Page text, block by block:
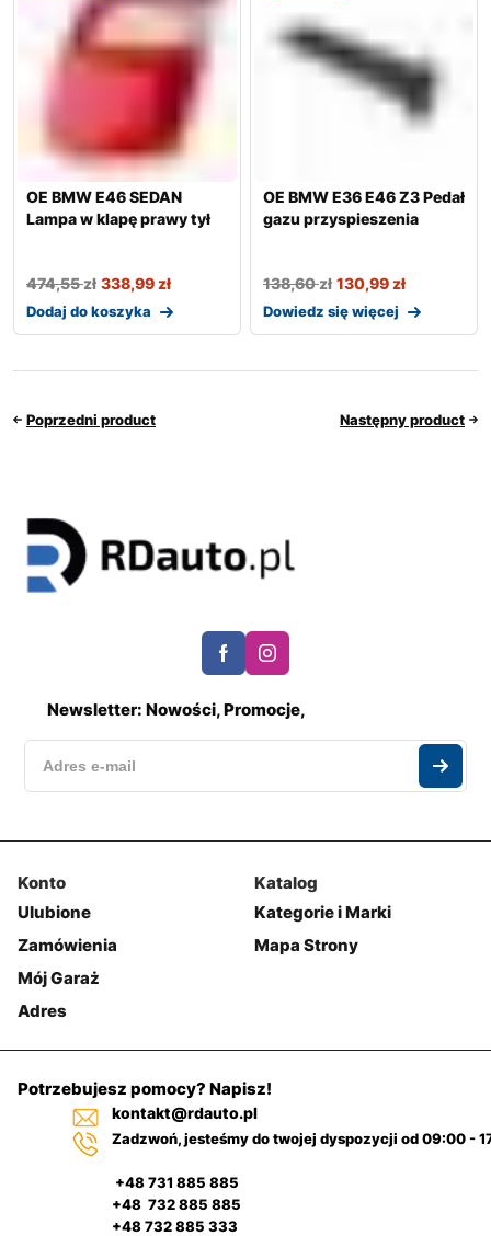
OE BMW E46 SEDAN
Lampa w klapę prawy tył
474,55zł 338,99zł
Dodaj do koszyka
OE BMW E36 E46 Z3 Pedał
gazu przyspieszenia
138,60zł 130,99zł
Dowiedz się więcej
Poprzedni product Następny product
Newsletter: Nowości, Promocje,
Konto
Ulubione
Zamówienia
Mój Garaż
Adres
Katalog
Kategorie i Marki
Mapa Strony
Potrzebujesz pomocy? Napisz!
kontakt@rdauto.pl
Zadzwoń, jesteśmy do twojej dyspozycji od 09:00 -
+48 731 885 885
+48 732 885 885
+48 732 885 333